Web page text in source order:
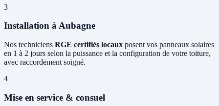
3
Installation à Aubagne
Nos techniciens RGE certifiés locaux posent vos panneaux solaires
en 1 à 2 jours selon la puissance et la configuration de votre toiture,
avec raccordement soigné.
4
Mise en service & consuel